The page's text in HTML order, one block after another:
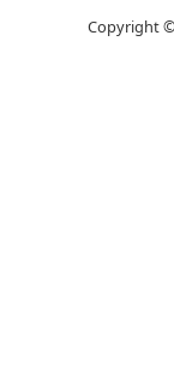
Copyright